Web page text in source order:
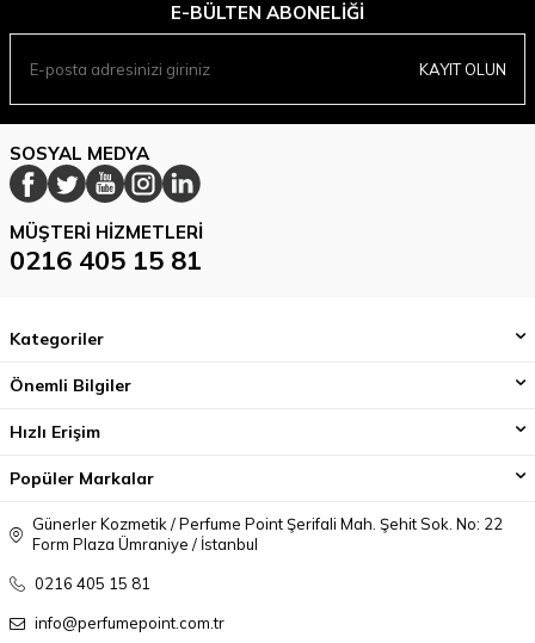
E-BÜLTEN ABONELIĞI
KAYIT OLUN
SOSYAL MEDYA
MÜŞTERI HIZMETLERI
0216 405 15 81
Kategoriler
Önemli Bilgiler
Hızlı Erişim
Popüler Markalar
Günerler Kozmetik / Perfume Point Şerifali Mah. Şehit Sok. No: 22
Form Plaza Ümraniye / İstanbul
0216 405 15 81
info@perfumepoint.com.tr